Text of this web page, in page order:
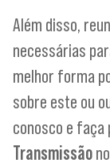
Além disso,
necessárias
melhor forma
sobre este ou
conosco e faça
Transmissãono